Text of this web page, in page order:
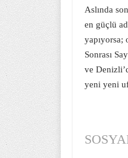
Aslında
en güçlü
Sonrası
ve
yeni yeni